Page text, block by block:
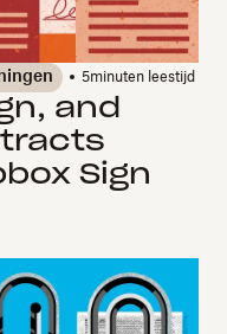
5minuten leestijd
and
Sign